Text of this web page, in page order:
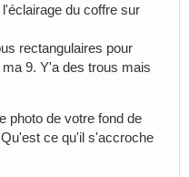
du coffre sur
rectangulaires pour
9. Y'a des trous mais
photo de votre fond de
ce qu'il s'accroche